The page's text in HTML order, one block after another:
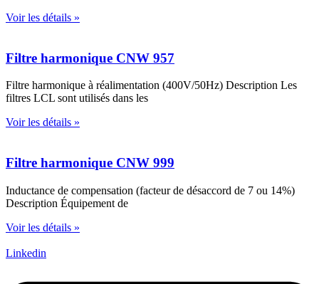
Voir les détails »
Filtre harmonique CNW 957
Filtre harmonique à réalimentation (400V/50Hz) Description Les
filtres LCL sont utilisés dans les
Voir les détails »
Filtre harmonique CNW 999
Inductance de compensation (facteur de désaccord de 7 ou 14%)
Description Équipement de
Voir les détails »
Linkedin